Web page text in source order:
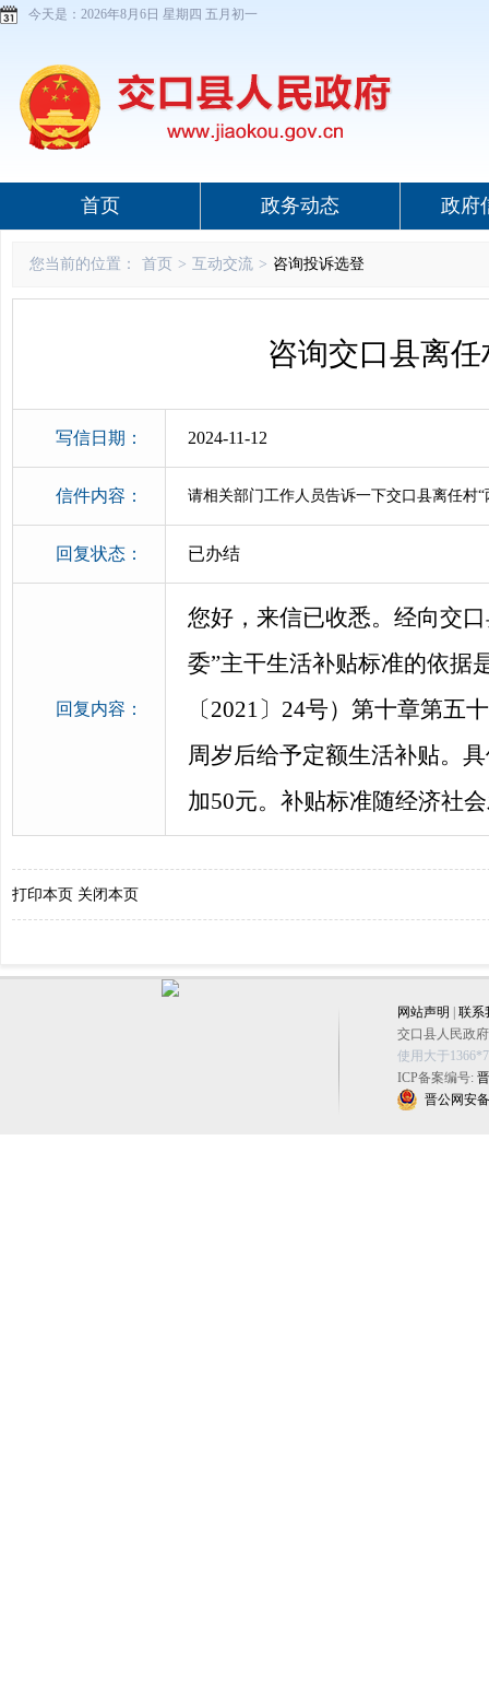
今天是： 2026年8月6日 星期四 五月初一
首页 政务动态 政府
您当前的位置： 首页 > 互动交流 > 咨询投诉选登
咨询交口县离
写信日期： 2024-11-12
信件内容： 请相关部门工作人员告诉一下交口县离任村
回复状态： 已办结
回复内容：
您好，来信已收悉。经向交
委”主干生活补贴标准的依据
〔2021〕24号）第十章第
周岁后给予定额生活补贴。
加50元。补贴标准随经济社
打印本页 关闭本页
网站声明
联系
交口县人民政
使用大于
ICP备案编号:
晋公网安